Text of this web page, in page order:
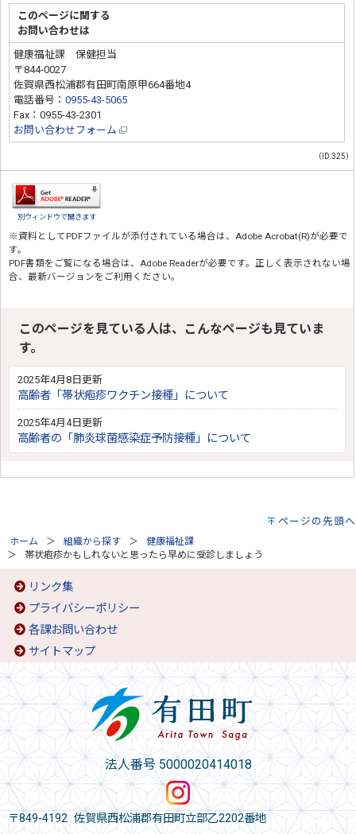
このページに関する
お問い合わせは
健康福祉課 保健担当
〒844-0027
佐賀県西松浦郡有田町南原甲664番地4
電話番号：0955-43-5065
Fax：0955-43-2301
お問い合わせフォーム
（ID:325）
別ウィンドウで開きます
※資料としてPDFファイルが添付されている場合は、 Adobe Acrobat(R)が必要で
す。
PDF書類をご覧になる場合は、 Adobe Readerが必要です。正しく表示されない場
合、最新バージョンをご利用ください。
このページを見ている人は、こんなページも見ていま
す。
2025年4月8日更新
高齢者「帯状疱疹ワクチン接種」について
2025年4月4日更新
高齢者の「肺炎球菌感染症予防接種」について
ページの先頭へ
ホーム 組織から探す
健康福祉課
帯状疱疹かもしれないと思ったら早めに受診しましょう
リンク集
プライバシーポリシー
各課お問い合わせ
サイトマップ
法人番号 5000020414018
〒849-4192 佐賀県西松浦郡有田町立部乙2202番地